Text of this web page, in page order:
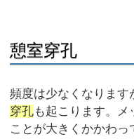
憩室穿孔
頻度は少なくなります
穿孔も起こります。
ことが大きくかかわ